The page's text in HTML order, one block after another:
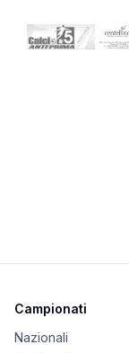
Campionati
Nazionali